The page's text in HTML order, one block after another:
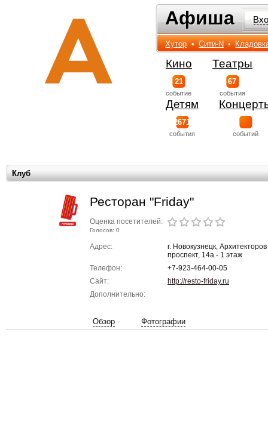
Афиша
Афиша
Хутор • Сити-N •
Кино
21
событиe
Театры
67
события
Детям
2671
события событий
Клуб
Ресторан "Friday"
Оценка посетителей:
Голосов: 0
Адрес:
г. Новокузнецк, Архитекторов
проспект, 14а - 1 этаж
Телефон:
+7-923-464-00-05
Сайт:
http://resto-friday.ru
Дополнительно:
Обзор Фотографии